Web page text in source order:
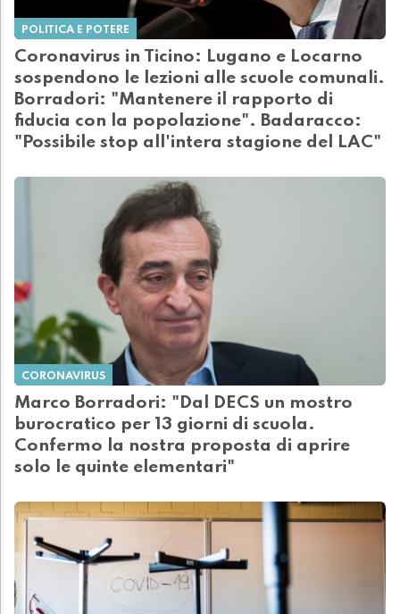
POLITICA E POTERE
Coronavirus in Ticino: Lugano e Locarno
sospendono le lezioni alle scuole comunali.
Borradori: "Mantenere il rapporto di
fiducia con la popolazione". Badaracco:
"Possibile stop all'intera stagione del LAC"
CORONAVIRUS
Marco Borradori: "Dal DECS un mostro
burocratico per 13 giorni di scuola.
Confermo la nostra proposta di aprire
solo le quinte elementari"